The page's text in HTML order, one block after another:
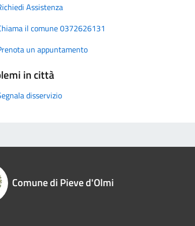
Assistenza
il comune 0372626131
un appuntamento
in città
disservizio
Comune di Pieve d'Olmi